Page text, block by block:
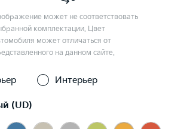
может не соответствовать
комплектации. Цвет
может отличаться от
на данном сайте.
Интерьер
(UD)